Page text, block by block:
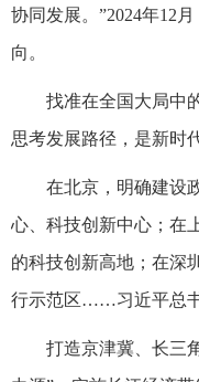
协同发展。”2024年12
向。
找准在全国大局中
思考发展路径，是新时
在北京，明确建设
心、科技创新中心；在
的科技创新高地；在深
行示范区……习近平总书
打造京津冀、长三